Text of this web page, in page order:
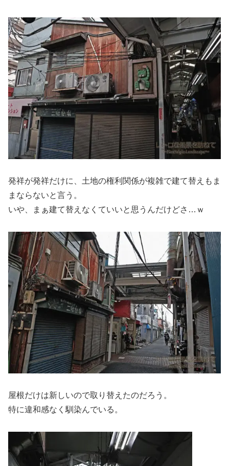
発祥が発祥だけに、土地の権利関係が複雑で建て替えもま
まならないと言う。
いや、まぁ建て替えなくていいと思うんだけどさ…ｗ
屋根だけは新しいので取り替えたのだろう。
特に違和感なく馴染んでいる。